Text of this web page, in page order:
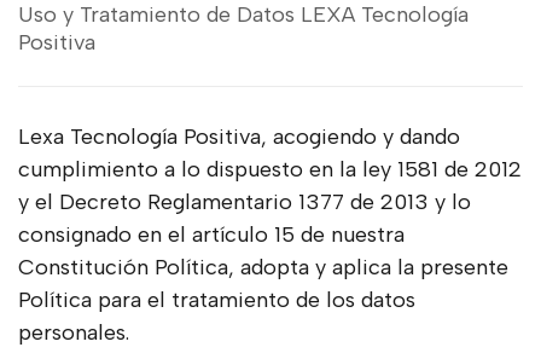
Uso y Tratamiento de Datos LEXA Tecnología
Positiva
Lexa Tecnología Positiva, acogiendo y dando
cumplimiento a lo dispuesto en la ley 1581 de 2012
y el Decreto Reglamentario 1377 de 2013 y lo
consignado en el artículo 15 de nuestra
Constitución Política, adopta y aplica la presente
Política para el tratamiento de los datos
personales.